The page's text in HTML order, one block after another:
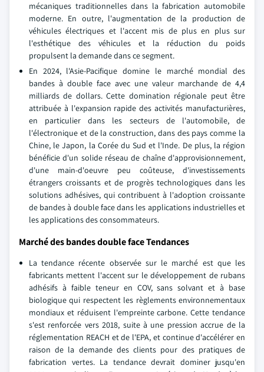
mécaniques traditionnelles dans la fabrication automobile
moderne. En outre, l'augmentation de la production de
véhicules électriques et l'accent mis de plus en plus sur
l'esthétique des véhicules et la réduction du poids
propulsent la demande dans ce segment.
En 2024, l'Asie-Pacifique domine le marché mondial des
bandes à double face avec une valeur marchande de 4,4
milliards de dollars. Cette domination régionale peut être
attribuée à l'expansion rapide des activités manufacturières,
en particulier dans les secteurs de l'automobile, de
l'électronique et de la construction, dans des pays comme la
Chine, le Japon, la Corée du Sud et l'Inde. De plus, la région
bénéficie d'un solide réseau de chaîne d'approvisionnement,
d'une main-d'oeuvre peu coûteuse, d'investissements
étrangers croissants et de progrès technologiques dans les
solutions adhésives, qui contribuent à l'adoption croissante
de bandes à double face dans les applications industrielles et
les applications des consommateurs.
Marché des bandes double face Tendances
La tendance récente observée sur le marché est que les
fabricants mettent l'accent sur le développement de rubans
adhésifs à faible teneur en COV, sans solvant et à base
biologique qui respectent les règlements environnementaux
mondiaux et réduisent l'empreinte carbone. Cette tendance
s'est renforcée vers 2018, suite à une pression accrue de la
réglementation REACH et de l'EPA, et continue d'accélérer en
raison de la demande des clients pour des pratiques de
fabrication vertes. La tendance devrait dominer jusqu'en